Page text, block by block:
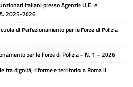
Italiani presso Agenzie U.E. e
2025-2026
di Perfezionamento per le Forze di Polizia
per le Forze di Polizia – N. 1 – 2026
tra dignità, riforme e territorio: a Roma il